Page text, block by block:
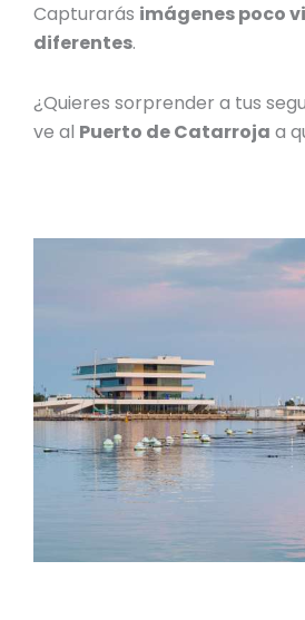
Capturarás imágenes poco
diferentes.
¿Quieres sorprender a tus
ve al Puerto de Catarroja a